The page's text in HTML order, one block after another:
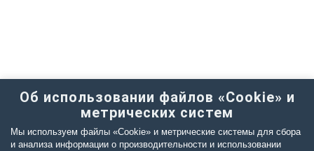
Об использовании файлов «Cookie» и
метрических систем
Мы используем файлы «Cookie» и метрические системы для сбора
и анализа информации о производительности и использовании